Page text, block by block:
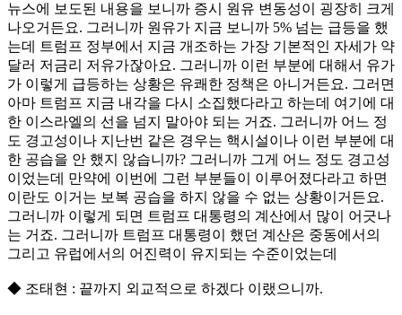
뉴스에 보도된 내용을 보니까 증시 원유 변동성이 굉장히 크게
나오거든요. 그러니까 원유가 지금 보니까 5% 넘는 급등을 했
는데 트럼프 정부에서 지금 개조하는 가장 기본적인 자세가 약
달러 저금리 저유가잖아요. 그러니까 이런 부분에 대해서 유가
가 이렇게 급등하는 상황은 유쾌한 정책은 아니거든요. 그러면
아마 트럼프 지금 내각을 다시 소집했다라고 하는데 여기에 대
한 이스라엘의 선을 넘지 말아야 되는 거죠. 그러니까 어느 정
도 경고성이나 지난번 같은 경우는 핵시설이나 이런 부분에 대
한 공습을 안 했지 않습니까? 그러니까 그게 어느 정도 경고성
이었는데 만약에 이번에 그런 부분들이 이루어졌다라고 하면
이란도 이거는 보복 공습을 하지 않을 수 없는 상황이거든요.
그러니까 이렇게 되면 트럼프 대통령의 계산에서 많이 어긋나
는 거죠. 그러니까 트럼프 대통령이 했던 계산은 중동에서의
그리고 유럽에서의 어진력이 유지되는 수준이었는데
◆ 조태현 : 끝까지 외교적으로 하겠다 이랬으니까.